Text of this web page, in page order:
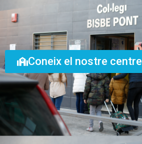
Coneix el nostre centre